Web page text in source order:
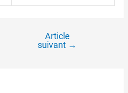
Article
suivant →